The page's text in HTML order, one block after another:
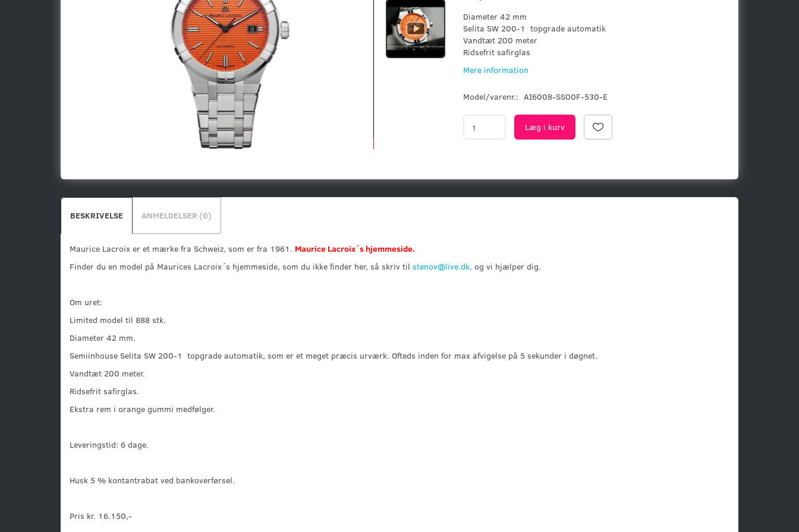
Diameter 42 mm
Selita SW 200-1 topgrade automatik
Vandtæt 200 meter
Ridsefrit safirglas
Mere information
Model/varenr.: AI6008-SS00F-530-E
Læg i kurv
BESKRIVELSE ANMELDELSER (0)
Maurice Lacroix er et mærke fra Schweiz, som er fra 1961. Maurice Lacroix´s hjemmeside.
Finder du en model på Maurices Lacroix´s hjemmeside, som du ikke finder her, så skriv til stenov@live.dk, og vi hjælper dig.
Om uret:
Limited model til 888 stk.
Diameter 42 mm.
Semiinhouse Selita SW 200-1 topgrade automatik, som er et meget præcis urværk. Ofteds inden for max afvigelse på 5 sekunder i døgnet.
Vandtæt 200 meter.
Ridsefrit safirglas.
Ekstra rem i orange gummi medfølger.
Leveringstid: 6 dage.
Husk 5 % kontantrabat ved bankoverførsel.
Pris kr. 16.150,-